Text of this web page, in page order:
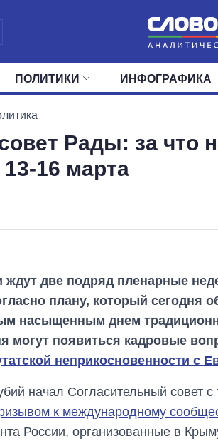
ПОЛИТИКА
ПОЛИТИКИ
И ОФИС
ДЕПУТАТЫ
ИНФОГРАФИКА
Рады: за что
16 марта
ждут две подряд пленарные
плану, который сегодня
насыщенным днем
могут появиться кадровые
неприкосновенности с
начал Согласительный совет с
к международному
России, организованные в